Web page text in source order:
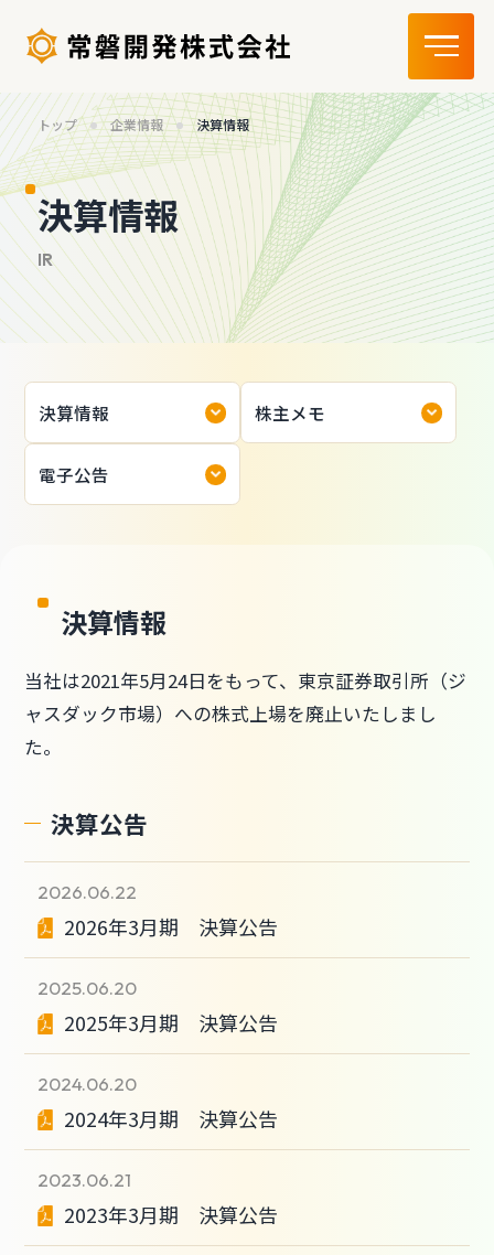
トップ 企業情報 決算情報
決算情報
決算情報 株主メモ
電子公告
決算情報
当社は2021年5月24日をもって、東京証券取引所（ジ
ャスダック市場）への株式上場を廃止いたしまし
た。
決算公告
2026.06.22
2026年3月期 決算公告
2025.06.20
2025年3月期 決算公告
2024.06.20
2024年3月期 決算公告
2023.06.21
2023年3月期 決算公告